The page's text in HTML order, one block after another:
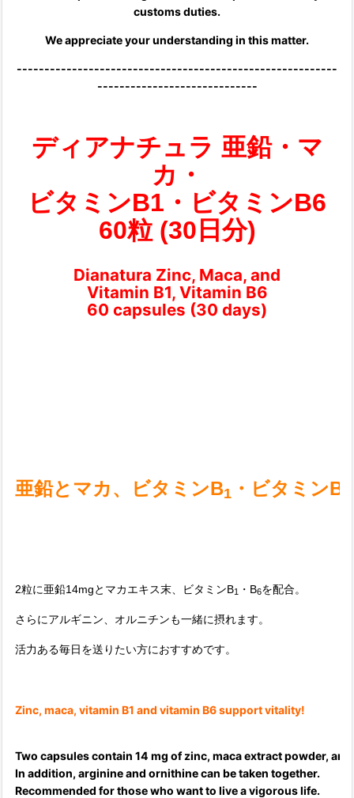
customs duties.
We appreciate your understanding in this matter.
----------------------------------------------------------
-----------------------------
ディアナチュラ 亜鉛・マ
カ・
ビタミンB1・ビタミンB6
60粒 (30日分)
Dianatura Zinc, Maca, and
Vitamin B1, Vitamin B6
60 capsules (30 days)
亜鉛とマカ、ビタミンB1 ・ビタミンB
2粒に亜鉛14mgとマカエキス末、ビタミンB1 ・B6を配合。
さらにアルギニン、オルニチンも一緒に摂れます。
活力ある毎日を送りたい方におすすめです。
Zinc, maca, vitamin B1 and vitamin B6 support vitality!
Two capsules contain 14 mg of zinc, maca extract powder, and
In addition, arginine and ornithine can be taken together.
Recommended for those who want to live a vigorous life.